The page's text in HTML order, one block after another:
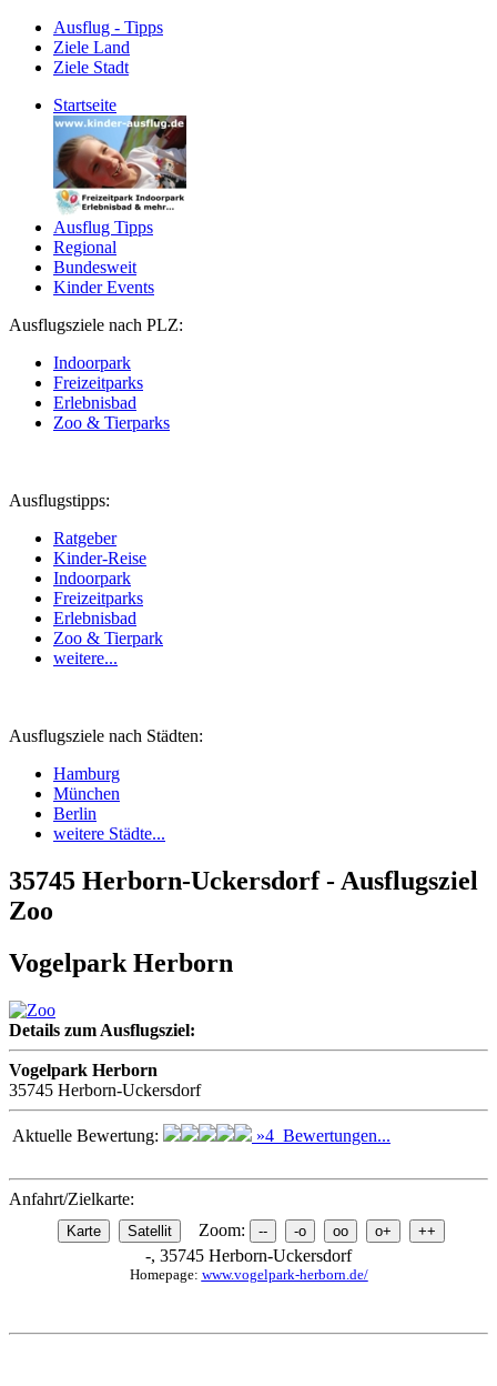
Ausflug - Tipps
Ziele Land
Ziele Stadt
Startseite
Ausflug Tipps
Regional
Bundesweit
Kinder Events
Ausflugsziele nach PLZ:
Indoorpark
Freizeitparks
Erlebnisbad
Zoo & Tierparks
Ausflugstipps:
Ratgeber
Kinder-Reise
Indoorpark
Freizeitparks
Erlebnisbad
Zoo & Tierpark
weitere...
Ausflugsziele nach Städten:
Hamburg
München
Berlin
weitere Städte...
35745 Herborn-Uckersdorf - Ausflugsziel
Zoo
Vogelpark Herborn
Details zum Ausflugsziel:
Vogelpark Herborn
35745 Herborn-Uckersdorf
Aktuelle Bewertung: »4 Bewertungen...
Anfahrt/Zielkarte:
Zoom:
-, 35745 Herborn-Uckersdorf
Homepage: www.vogelpark-herborn.de/